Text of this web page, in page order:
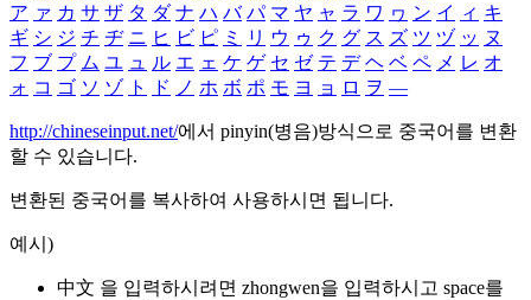
ア ァ カ サ ザ タ ダ ナ ハ バ パ マ ヤ ャ ラ ワ ヮ ン イ ィ キ
ギ シ ジ チ ヂ ニ ヒ ビ ピ ミ リ ウ ゥ ク グ ス ズ ツ ヅ ッ ヌ
フ ブ プ ム ユ ュ ル エ ェ ケ ゲ セ ゼ テ デ ヘ ベ ペ メ レ オ
ォ コ ゴ ソ ゾ ト ド ノ ホ ボ ポ モ ヨ ョ ロ ヲ ―
http://chineseinput.net/에서 pinyin(병음)방식으로 중국어를 변환
할 수 있습니다.
변환된 중국어를 복사하여 사용하시면 됩니다.
예시)
中文 을 입력하시려면 zhongwen을 입력하시고 space를